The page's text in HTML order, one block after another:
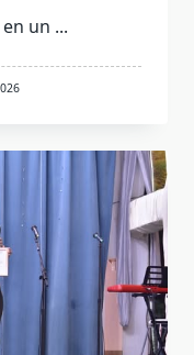
un ...